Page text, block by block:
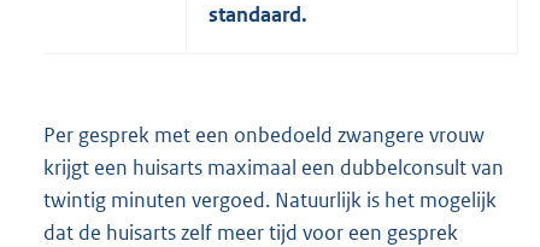
standaard.
Per gesprek met een onbedoeld zwangere vrouw
krijgt een huisarts maximaal een dubbelconsult van
twintig minuten vergoed. Natuurlijk is het mogelijk
dat de huisarts zelf meer tijd voor een gesprek